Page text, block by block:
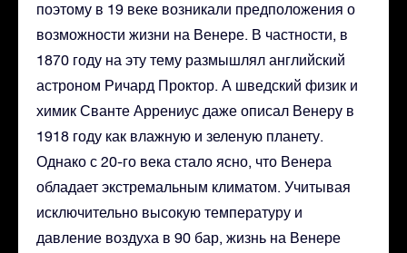
поэтому в 19 веке возникали предположения о
возможности жизни на Венере. В частности, в
1870 году на эту тему размышлял английский
астроном Ричард Проктор. А шведский физик и
химик Сванте Аррениус даже описал Венеру в
1918 году как влажную и зеленую планету.
Однако с 20-го века стало ясно, что Венера
обладает экстремальным климатом. Учитывая
исключительно высокую температуру и
давление воздуха в 90 бар, жизнь на Венере